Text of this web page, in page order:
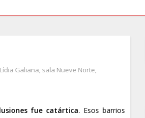
Lídia Galiana, sala Nueve Norte,
fue catártica. Esos barrios